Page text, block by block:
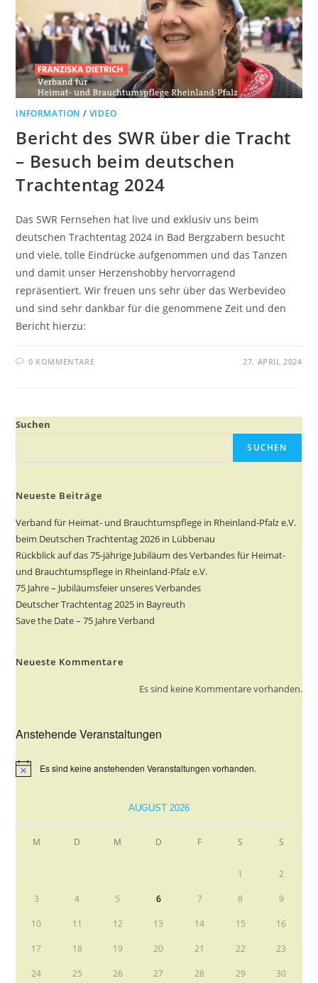
INFORMATION / VIDEO
Bericht des SWR über die Tracht
– Besuch beim deutschen
Trachtentag 2024
Das SWR Fernsehen hat live und exklusiv uns beim
deutschen Trachtentag 2024 in Bad Bergzabern besucht
und viele, tolle Eindrücke aufgenommen und das Tanzen
und damit unser Herzenshobby hervorragend
repräsentiert. Wir freuen uns sehr über das Werbevideo
und sind sehr dankbar für die genommene Zeit und den
Bericht hierzu:
0 KOMMENTARE 27. APRIL 2024
Suchen
SUCHEN
Neueste Beiträge
Verband für Heimat- und Brauchtumspflege in Rheinland-Pfalz e.V.
beim Deutschen Trachtentag 2026 in Lübbenau
Rückblick auf das 75-jährige Jubiläum des Verbandes für Heimat-
und Brauchtumspflege in Rheinland-Pfalz e.V.
75 Jahre – Jubiläumsfeier unseres Verbandes
Deutscher Trachtentag 2025 in Bayreuth
Save the Date – 75 Jahre Verband
Neueste Kommentare
Es sind keine Kommentare vorhanden.
Anstehende Veranstaltungen
H
Es sind keine anstehenden Veranstaltungen vorhanden.
AUGUST 2026
M D M D F S S
1 2
3 4 5 6 7 8 9
10 11 12 13 14 15 16
17 18 19 20 21 22 23
24 25 26 27 28 29 30